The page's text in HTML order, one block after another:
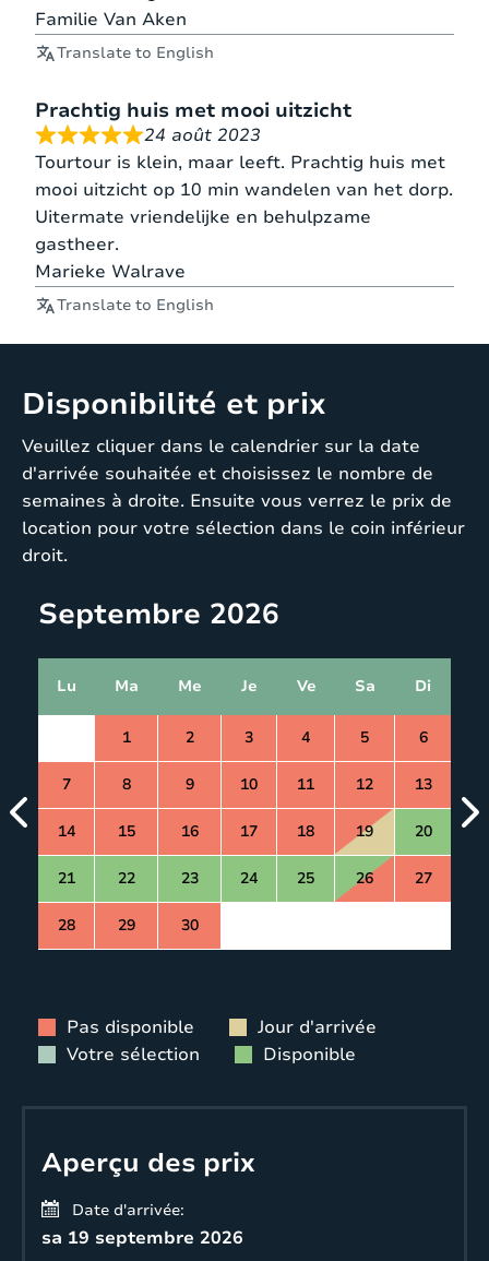
Chambre
avec un
espace
ouvert à
l’étage
2 single
lit
2
matelas
90 x
200
cm
Familie Van Aken
Translate to English
Prachtig huis met mooi uitzicht
24 août 2023
Tourtour is klein, maar leeft. Prachtig huis met
mooi uitzicht op 10 min wandelen van het dorp.
Uitermate vriendelijke en behulpzame
gastheer.
Marieke Walrave
Translate to English
Disponibilité et prix
Veuillez cliquer dans le calendrier sur la date
d'arrivée souhaitée et choisissez le nombre de
semaines à droite. Ensuite vous verrez le prix de
location pour votre sélection dans le coin inférieur
droit.
Septembre 2026
Lu Ma Me Je Ve Sa Di
1 2 3 4 5 6
7 8 9 10 11 12 13
14 15 16 17 18 19 20
21 22 23 24 25 26 27
28 29 30
Pas disponible
Jour d'arrivée
Votre sélection
Disponible
Aperçu des prix
Date d'arrivée:
sa 19 septembre 2026